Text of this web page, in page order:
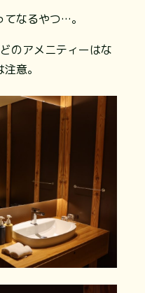
なるやつ…。
のアメニティーはな
意。